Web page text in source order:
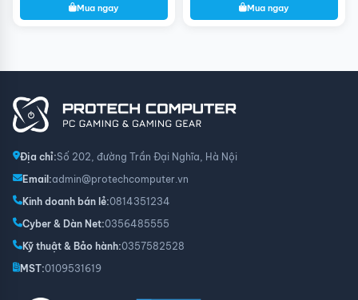
Mua ngay Mua ngay
Địa chỉ:Số 202, đường Trần Đại Nghĩa, Hà Nội
Email:admin@protechcomputer.vn
Kinh doanh bán lẻ:0814351234
Cyber & Dàn Net:0356485555
Kỹ thuật & Bảo hành:0357582528
MST:0109531619